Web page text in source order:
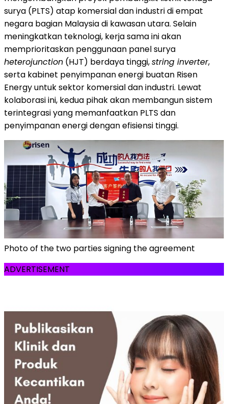
surya (PLTS) atap komersial dan industri di empat
negara bagian Malaysia di kawasan utara. Selain
meningkatkan teknologi, kerja sama ini akan
memprioritaskan penggunaan panel surya
heterojunction (HJT) berdaya tinggi,string inverter,
serta kabinet penyimpanan energi buatan Risen
Energy untuk sektor komersial dan industri. Lewat
kolaborasi ini, kedua pihak akan membangun sistem
terintegrasi yang memanfaatkan PLTS dan
penyimpanan energi dengan efisiensi tinggi.
Photo of the two parties signing the agreement
ADVERTISEMENT